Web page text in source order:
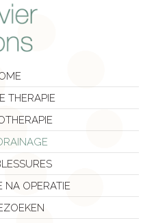
THERAPIE
NA OPERATIE